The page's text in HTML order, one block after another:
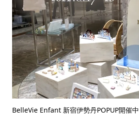
BelleVie Enfant 新宿伊勢丹POPUP開催中